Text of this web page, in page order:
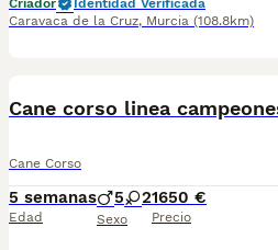
Criador
Identidad Verificada
Caravaca de la Cruz, Murcia (108.8km)
Cane corso linea
Cane Corso
5 semanas
Edad
5 2
Sexo
1650 €
Precio